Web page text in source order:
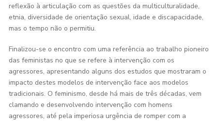
reflexão à articulação com as questões da multiculturalidade,
etnia, diversidade de orientação sexual, idade e discapacidade,
mas o tempo não o permitiu.
Finalizou-se o encontro com uma referência ao trabalho pioneiro
das feministas no que se refere à intervenção com os
agressores, apresentando alguns dos estudos que mostraram o
impacto destes modelos de intervenção face aos modelos
tradicionais. O feminismo, desde há mais de três décadas, vem
clamando e desenvolvendo intervenção com homens
agressores, até pela imperiosa urgência de romper com a